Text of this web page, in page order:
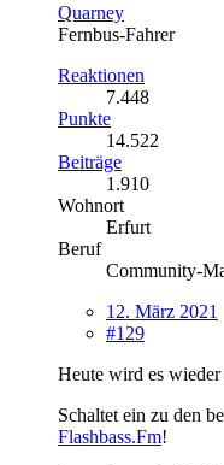
Quarney
Fernbus-Fahrer
Reaktionen
7.448
Punkte
14.522
Beiträge
1.910
Wohnort
Erfurt
Beruf
Community-
12. März 2021
#129
Heute wird es
Schaltet ein zu den
Flashbass.Fm!